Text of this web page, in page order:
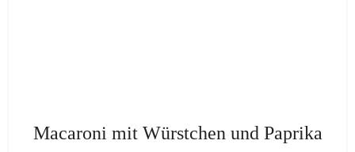
Macaroni mit Würstchen und Paprika